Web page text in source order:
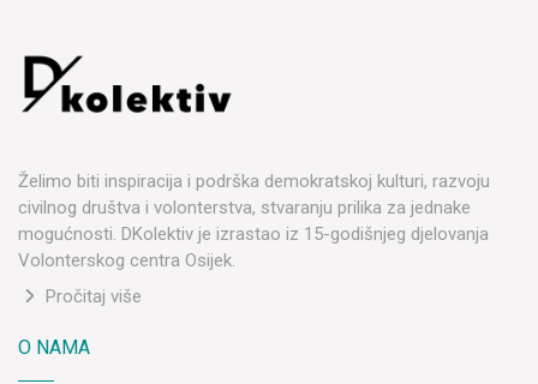
Želimo biti inspiracija i podrška demokratskoj kulturi, razvoju
civilnog društva i volonterstva, stvaranju prilika za jednake
mogućnosti. DKolektiv je izrastao iz 15-godišnjeg djelovanja
Volonterskog centra Osijek.
Pročitaj više
O NAMA